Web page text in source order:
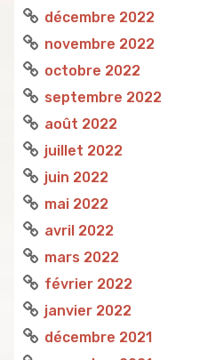
décembre 2022
novembre 2022
octobre 2022
septembre 2022
août 2022
juillet 2022
juin 2022
mai 2022
avril 2022
mars 2022
février 2022
janvier 2022
décembre 2021